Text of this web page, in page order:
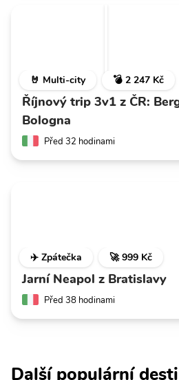
🤘 Multi-city 💣 2 247 Kč
Říjnový trip 3v1 z ČR:
Bologna
Před 32 hodinami
✈️ Zpátečka 🚀 999 Kč
Jarní Neapol z Bratislavy
Před 38 hodinami
Další populární